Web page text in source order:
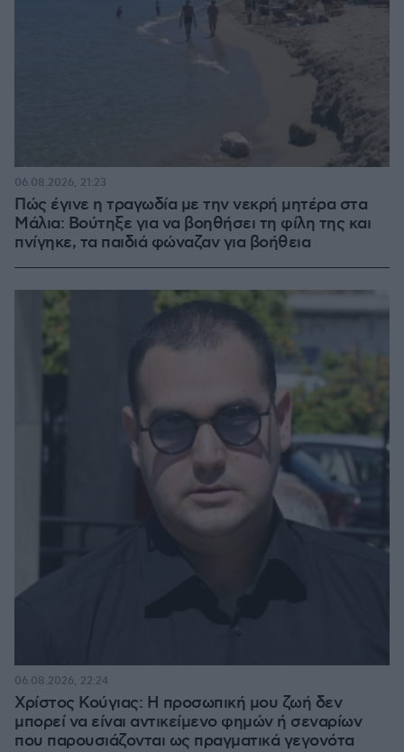
Πώς έγινε η τραγωδία με την νεκρή μητέρα στα
Μάλια: Βούτηξε για να βοηθήσει τη φίλη της και
πνίγηκε, τα παιδιά φώναζαν για βοήθεια
06.08.2026, 21:23
Χρίστος Κούγιας: Η προσωπική μου ζωή δεν
μπορεί να είναι αντικείμενο φημών ή σεναρίων
που παρουσιάζονται ως πραγματικά γεγονότα
06.08.2026, 22:24